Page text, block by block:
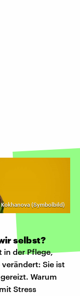
(Symbolbild)
selbst?
in der Pflege,
Sie ist
Warum
Stress